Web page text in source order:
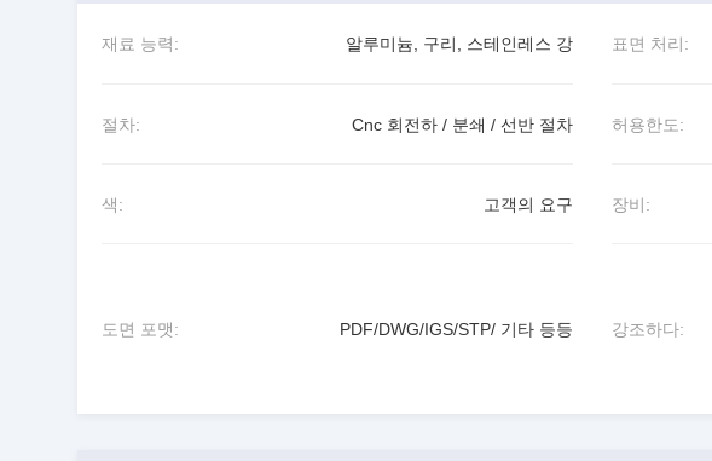
재료 능력: 알루미늄, 구리, 스테인레스 강 표면 처리:
절차: Cnc 회전하 / 분쇄 / 선반 절차 허용한도:
색: 고객의 요구 장비:
도면 포맷: PDF/DWG/IGS/STP/ 기타 등등 강조하다: